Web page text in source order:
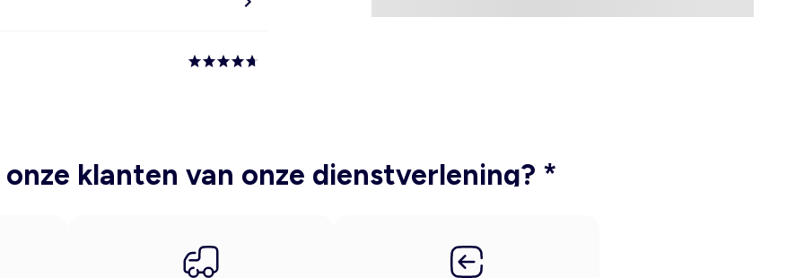
klanten van onze dienstverlening? *